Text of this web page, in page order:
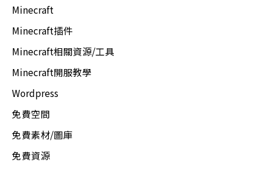
Minecraft
Minecraft插件
Minecraft相關資源/工具
Minecraft開服教學
Wordpress
免費空間
免費素材/圖庫
免費資源